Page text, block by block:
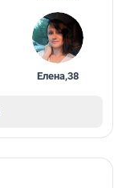
Елена,38